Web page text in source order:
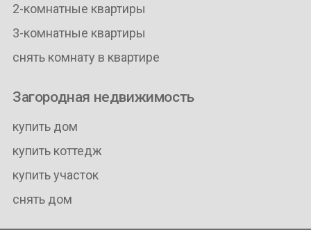
2-комнатные квартиры
3-комнатные квартиры
снять комнату в квартире
Загородная недвижимость
купить дом
купить коттедж
купить участок
снять дом